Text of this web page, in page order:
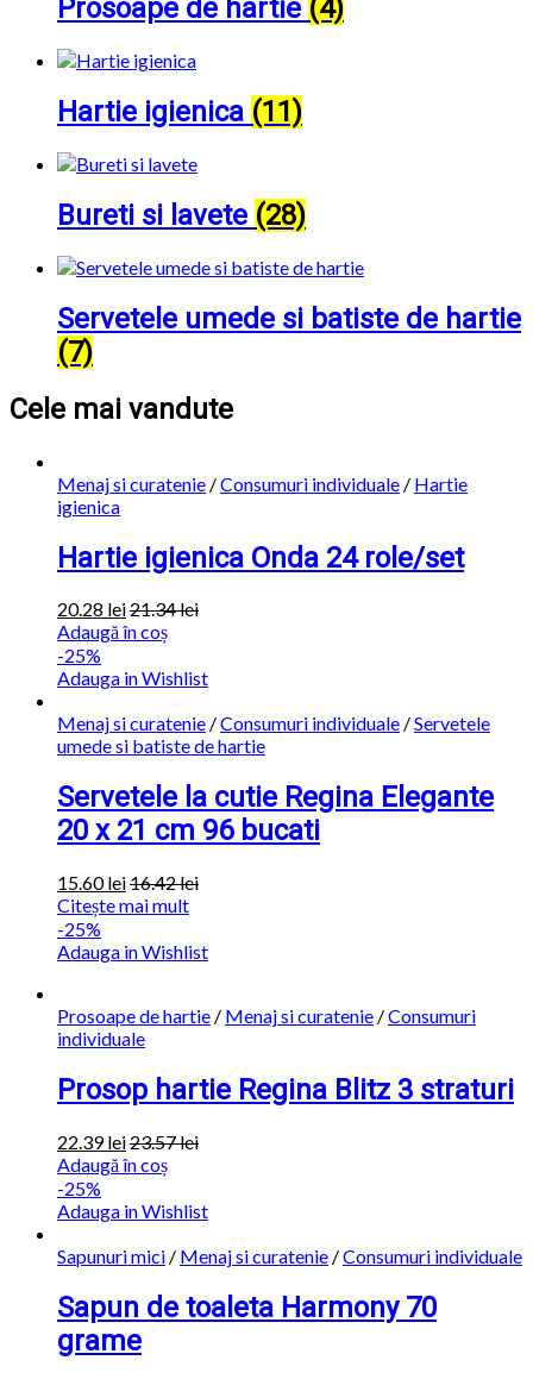
Prosoape de hartie (4)
Hartie igienica (11)
Bureti si lavete (28)
Servetele umede si batiste de hartie
(7)
Cele mai vandute
Menaj si curatenie /Consumuri individuale / Hartie
igienica
Hartie igienica Onda 24 role/set
20.28 lei21.34lei
Adaugă în coș
-25%
Adauga in Wishlist
Menaj si curatenie /Consumuri individuale /Servetele
umede si batiste de hartie
Servetele la cutie Regina Elegante
20 x 21 cm 96 bucati
15.60lei16.42lei
Citește mai mult
-25%
Adauga in Wishlist
Prosoape de hartie / Menaj si curatenie /Consumuri
individuale
Prosop hartie Regina Blitz 3 straturi
22.39lei23.57lei
Adaugă în coș
-25%
Adauga in Wishlist
Sapunuri mici / Menaj si curatenie /Consumuri individuale
Sapun de toaleta Harmony 70
grame